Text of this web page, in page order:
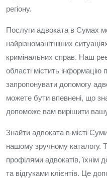
регіону.
Послуги адвоката в Сумах
найрізноманітніших
кримінальних справ. Наш
області містить інформацію
запропонувати допомогу
можете бути впевнені, що
допоможе вам вирішити
Знайти адвоката в місті
нашому зручному каталогу.
профілями адвокатів, їхнім
та відгуками клієнтів. Це